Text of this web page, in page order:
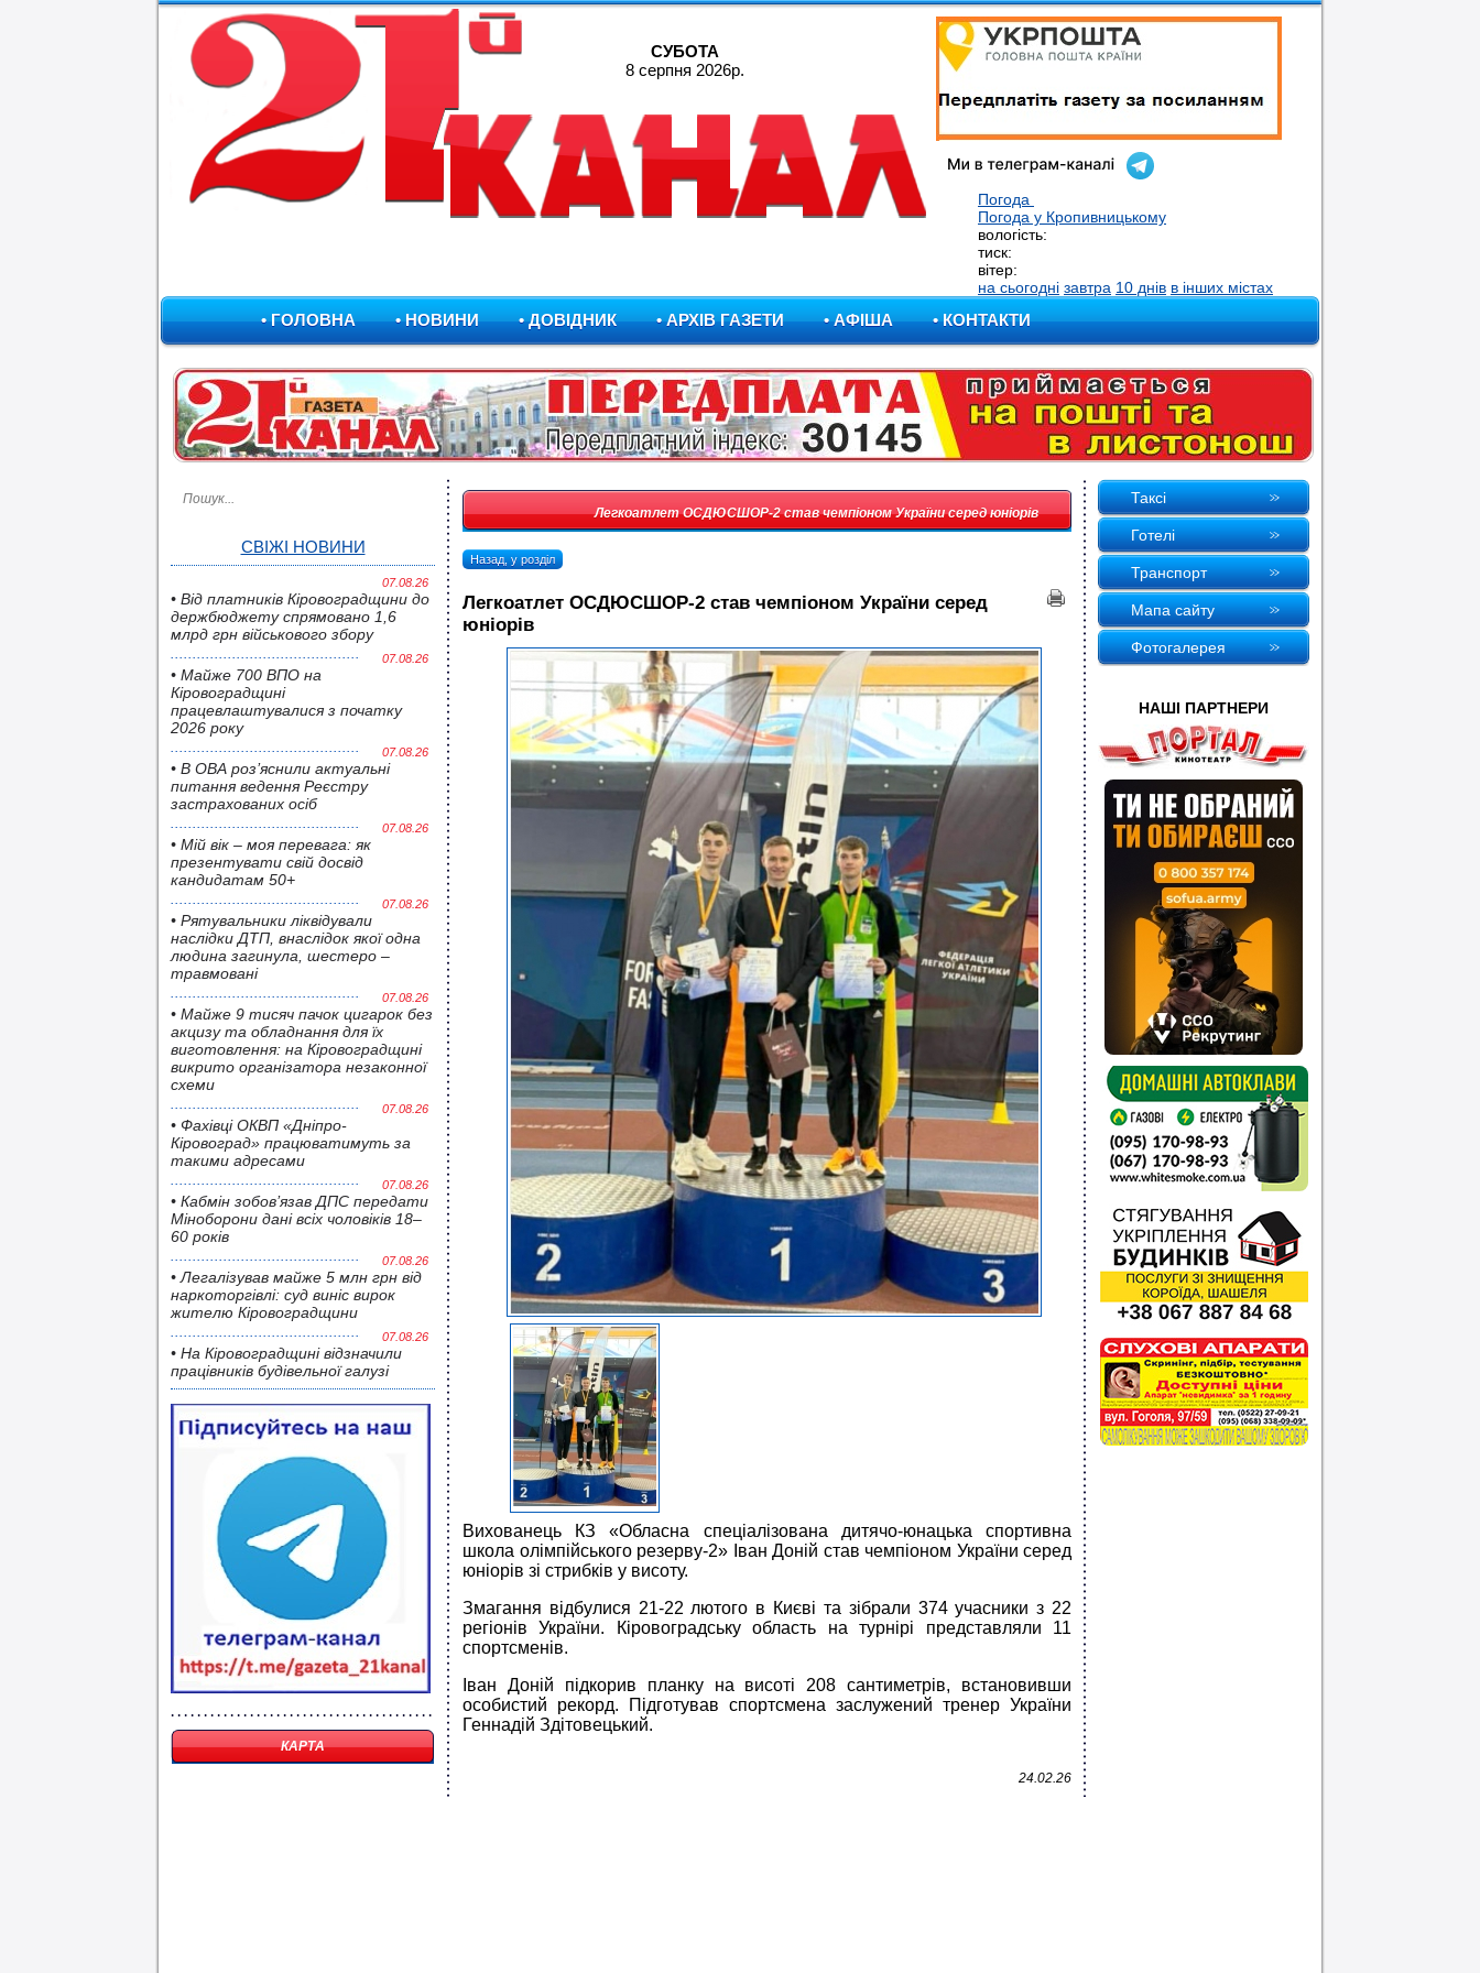
СУБОТА
8 серпня 2026р.
Погода
Погода у Кропивницькому
вологість:
тиск:
вітер:
на сьогодні завтра 10 днів в інших містах
• ГОЛОВНА • НОВИНИ • ДОВІДНИК • АРХІВ ГАЗЕТИ • АФІША • КОНТАКТИ
СВІЖІ НОВИНИ
07.08.26
• Від платників Кіровоградщини до
держбюджету спрямовано 1,6
млрд грн військового збору
07.08.26
• Майже 700 ВПО на
Кіровоградщині
працевлаштувалися з початку
2026 року
07.08.26
• В ОВА роз’яснили актуальні
питання ведення Реєстру
застрахованих осіб
07.08.26
• Мій вік – моя перевага: як
презентувати свій досвід
кандидатам 50+
07.08.26
• Pятувальники ліквідували
наслідки ДТП, внаслідок якої одна
людина загинула, шестеро –
травмовані
07.08.26
• Майже 9 тисяч пачок цигарок без
акцизу та обладнання для їх
виготовлення: на Кіровоградщині
викрито організатора незаконної
схеми
07.08.26
• Фахівці ОКВП «Дніпро-
Кіровоград» працюватимуть за
такими адресами
07.08.26
• Кабмін зобов’язав ДПС передати
Міноборони дані всіх чоловіків 18–
60 років
07.08.26
• Легалізував майже 5 млн грн від
наркоторгівлі: суд виніс вирок
жителю Кіровоградщини
07.08.26
• На Кіровоградщині відзначили
працівників будівельної галузі
КАРТА
Легкоатлет ОСДЮСШОР-2 став чемпіоном України серед юніорів
Назад, у розділ
Легкоатлет ОСДЮСШОР-2 став чемпіоном України серед
юніорів
Вихованець КЗ «Обласна спеціалізована дитячо-юнацька спортивна
школа олімпійського резерву-2» Іван Доній став чемпіоном України серед
юніорів зі стрибків у висоту.
Змагання відбулися 21-22 лютого в Києві та зібрали 374 учасники з 22
регіонів України. Кіровоградську область на турнірі представляли 11
спортсменів.
Іван Доній підкорив планку на висоті 208 сантиметрів, встановивши
особистий рекорд. Підготував спортсмена заслужений тренер України
Геннадій Здітовецький.
24.02.26
Таксi
Готелi
Транспорт
Мапа сайту
Фотогалерея
НАШI ПАРТНЕРИ